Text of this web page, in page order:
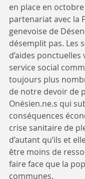
en place en octobre
partenariat avec la
genevoise de
désemplit pas. Les
d’aides ponctuelles
service social
toujours plus
de notre devoir de
Onésien.ne.s qui
conséquences
crise sanitaire de
d’autant qu’ils et
être moins de
faire face que la
communes.